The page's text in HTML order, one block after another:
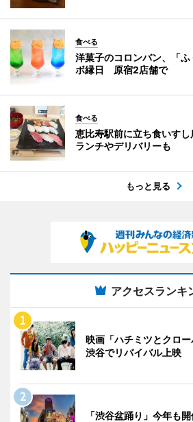
食べる
洋菓子のコロンバン、「
ボ縁日 原宿2店舗で
食べる
恵比寿駅前に立ち食いす
ランチやデリバリーも
もっと見る
アクセスランキ
映画「ハチミツとクロー
渋谷でリバイバル上映
「渋谷盆踊り」今年も